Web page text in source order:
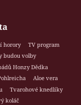
horory
TV program
budou volby
Honzy Dědka
Aloe vera
Tvarohové knedlíky
koláč